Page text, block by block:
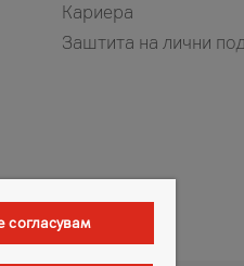
Кариера
Заштита на лични
согласувам